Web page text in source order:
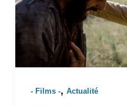
- Films -, Actualité